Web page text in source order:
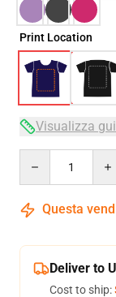
Print Location
Visualizza
Questa
Deliver to
Cost to ship: